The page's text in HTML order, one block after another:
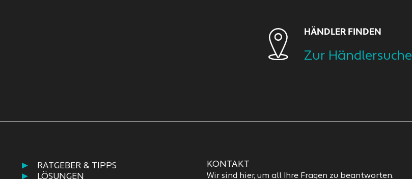
HÄNDLER FINDEN
Zur Händlersuche
RATGEBER & TIPPS
LÖSUNGEN
KONTAKT
Wir sind hier, um all Ihre Fragen zu beantworten.